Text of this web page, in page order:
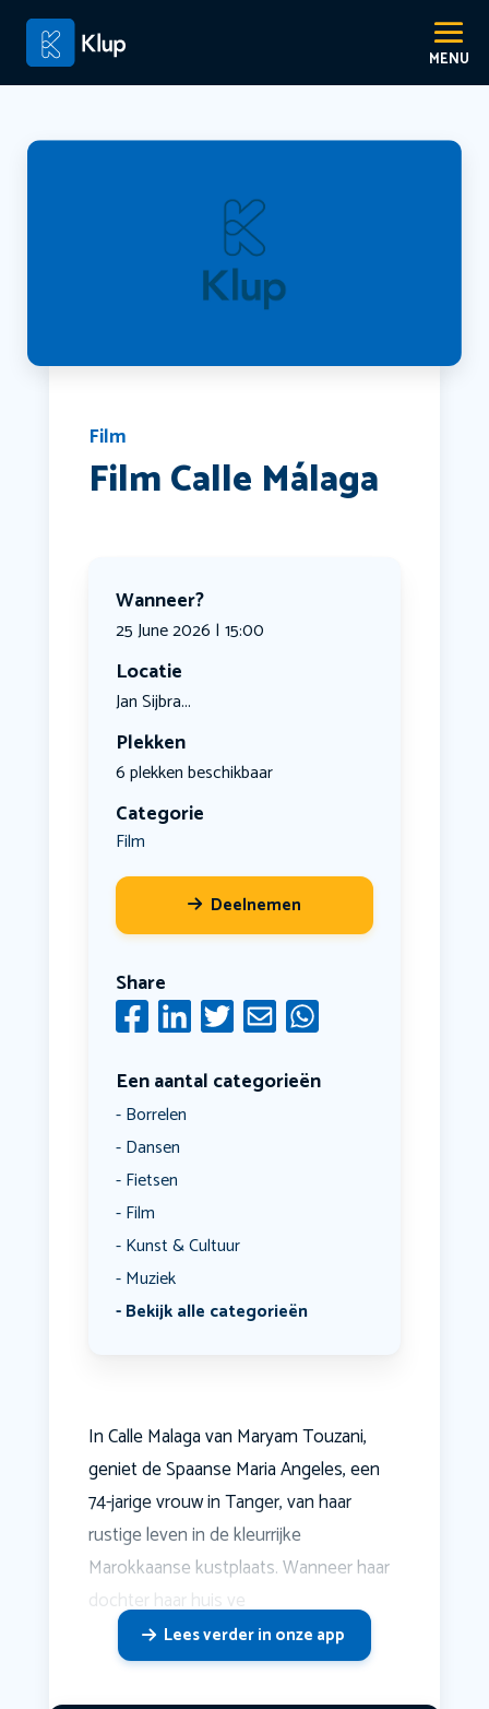
Film
Film Calle Málaga
Wanneer?
25 June 2026 | 15:00
Locatie
Jan Sijbra...
Plekken
6 plekken beschikbaar
Categorie
Film
Deelnemen
Share
Een aantal categorieën
Borrelen
Dansen
Fietsen
Film
Kunst & Cultuur
Muziek
Bekijk alle categorieën
In Calle Malaga van Maryam Touzani,
geniet de Spaanse Maria Angeles, een
74-jarige vrouw in Tanger, van haar
rustige leven in de kleurrijke
Marokkaanse kustplaats. Wanneer haar
dochter haar huis ve
Lees verder in onze app